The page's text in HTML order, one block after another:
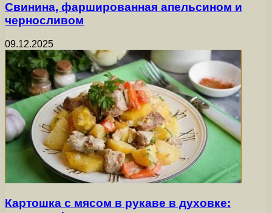
Свинина, фаршированная апельсином и
черносливом
09.12.2025
Картошка с мясом в рукаве в духовке: